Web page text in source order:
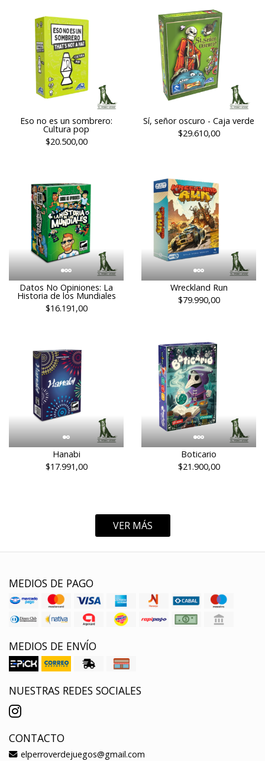
Eso no es un sombrero:
Cultura pop
$20.500,00
Sí, señor oscuro - Caja verde
$29.610,00
Datos No Opiniones: La
Historia de los Mundiales
$16.191,00
Wreckland Run
$79.990,00
Hanabi
$17.991,00
Boticario
$21.900,00
VER MÁS
MEDIOS DE PAGO
MEDIOS DE ENVÍO
NUESTRAS REDES SOCIALES
CONTACTO
elperroverdejuegos@gmail.com